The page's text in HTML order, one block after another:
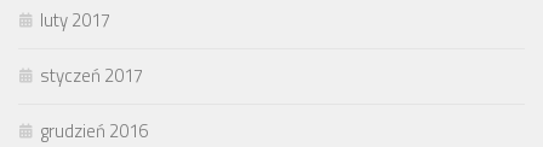
luty 2017
styczeń 2017
grudzień 2016